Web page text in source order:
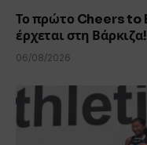
Το πρώτο Cheers to
έρχεται στη
06/08/2026